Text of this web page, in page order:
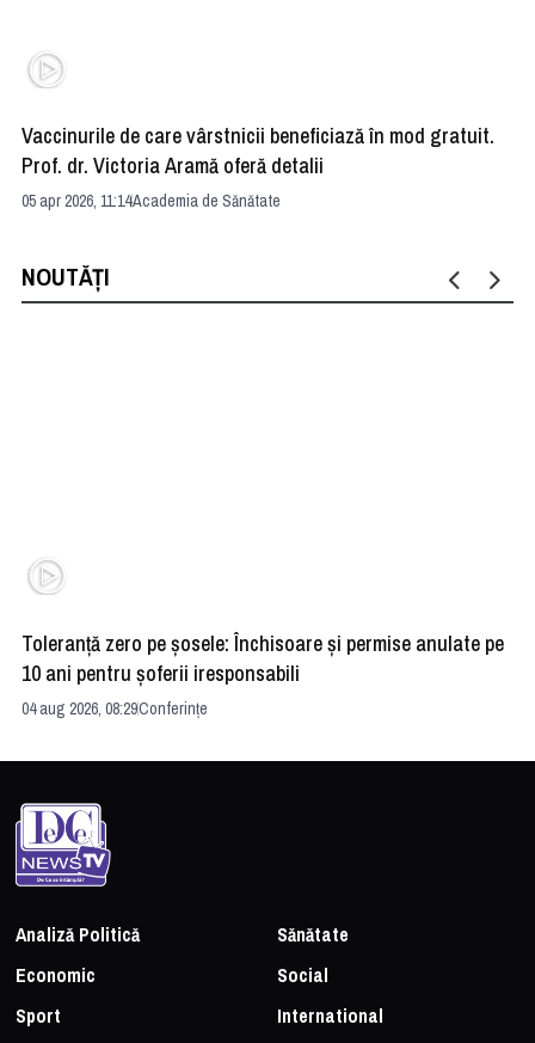
Vaccinurile de care vârstnicii beneficiază în mod gratuit.
Prof. dr. Victoria Aramă oferă detalii
05 apr 2026, 11:14Academia de Sănătate
NOUTĂȚI
Toleranță zero pe șosele: Închisoare și permise anulate pe
10 ani pentru șoferii iresponsabili
04 aug 2026, 08:29Conferințe
Analiză Politică
Sănătate
Economic
Social
Sport
International